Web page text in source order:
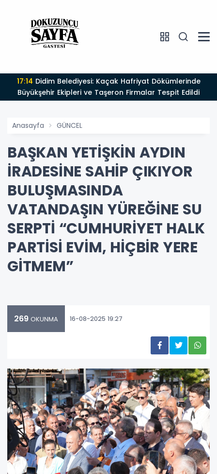
17:14
Büyükşehir Ekipleri ve Taşeron Firmalar Tespit Edildi
Anasayfa GÜNCEL
BAŞKAN YETİŞKİN AYDIN
İRADESİNE SAHİP ÇIKIYOR
BULUŞMASINDA
VATANDAŞIN YÜREĞİNE SU
SERPTİ “CUMHURİYET HALK
PARTİSİ EVİM, HİÇBİR YERE
GİTMEM”
269 OKUNMA 16-08-2025 19:27